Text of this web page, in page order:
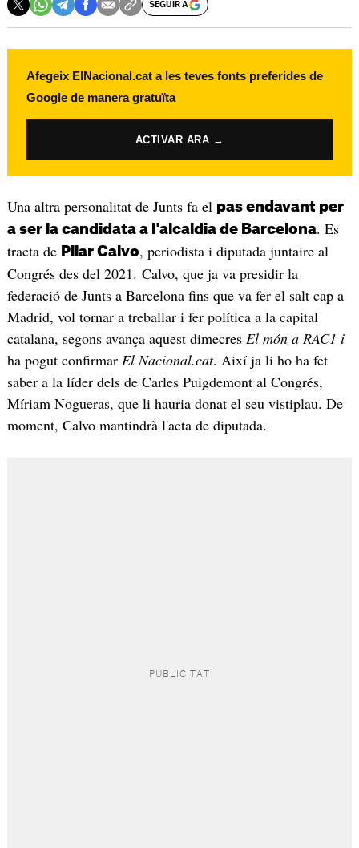
SEGUIR A
Afegeix ElNacional.cat a les teves fonts preferides de
Google de manera gratuïta
ACTIVAR ARA →
Una altra personalitat de Junts fa el pas endavant per
a ser la candidata a l'alcaldia de Barcelona. Es
tracta de Pilar Calvo, periodista i diputada juntaire al
Congrés des del 2021. Calvo, que ja va presidir la
federació de Junts a Barcelona fins que va fer el salt cap a
Madrid, vol tornar a treballar i fer política a la capital
catalana, segons avança aquest dimecres El món a RAC1 i
ha pogut confirmarEl Nacional.cat. Així ja li ho ha fet
saber a la líder dels de Carles Puigdemont al Congrés,
Míriam Nogueras, que li hauria donat el seu vistiplau. De
moment, Calvo mantindrà l'acta de diputada.